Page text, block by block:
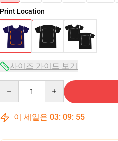
Print Location
사이즈 가이드 보기
이 세일은 03: 09: 54